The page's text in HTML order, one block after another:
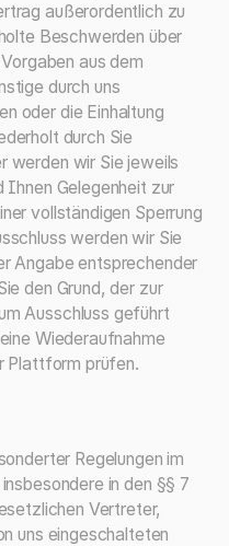
außerordentlich zu
Beschwerden über
aus dem
durch uns
oder die Einhaltung
durch Sie
werden wir Sie jeweils
Ihnen Gelegenheit zur
vollständigen Sperrung
werden wir Sie
Angabe entsprechender
den Grund, der zur
Ausschluss geführt
Wiederaufnahme
Plattform prüfen.
Regelungen im
in den §§ 7
Vertreter,
uns eingeschalteten